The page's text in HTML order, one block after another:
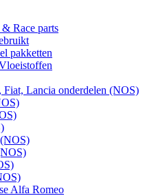
Race parts
pakketten
Fiat, Lancia onderdelen (NOS)
Alfa Romeo